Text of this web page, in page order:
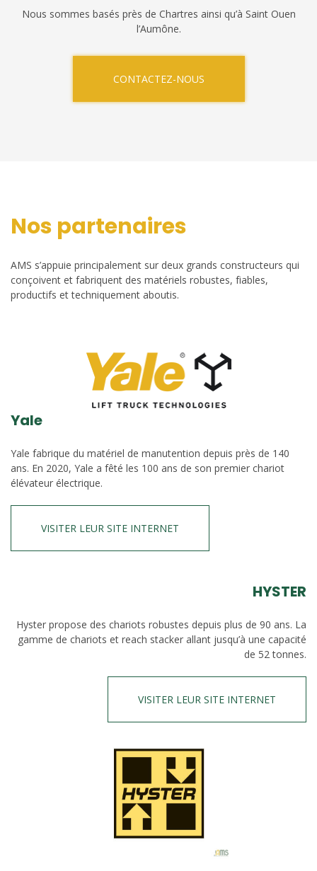
Nous sommes basés près de Chartres ainsi qu’à Saint Ouen
l’Aumône.
CONTACTEZ-NOUS
Nos partenaires
AMS s’appuie principalement sur deux grands constructeurs qui
conçoivent et fabriquent des matériels robustes, fiables,
productifs et techniquement aboutis.
Yale
Yale fabrique du matériel de manutention depuis près de 140
ans. En 2020, Yale a fêté les 100 ans de son premier chariot
élévateur électrique.
VISITER LEUR SITE INTERNET
HYSTER
Hyster propose des chariots robustes depuis plus de 90 ans. La
gamme de chariots et reach stacker allant jusqu’à une capacité
de 52 tonnes.
VISITER LEUR SITE INTERNET